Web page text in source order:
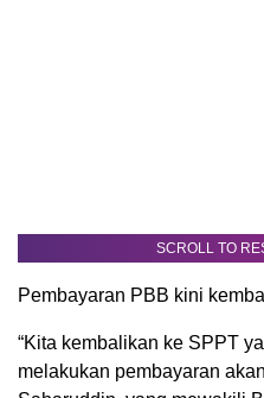
SCROLL TO
Pembayaran PBB kini
“Kita kembalikan ke SPPT
melakukan pembayaran